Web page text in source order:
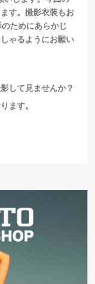
す。撮影衣装もお
ためにあらかじ
ゃるようにお願い
して見ませんか？
ます。